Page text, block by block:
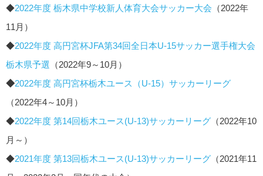
◆2022年度 栃木県中学校新人体育大会サッカー大会 （2022年
11月）
◆2022年度 高円宮杯JFA第34回全日本U-15サッカー選手権大会
栃木県予選 （2022年9～10月）
◆2022年度 高円宮杯栃木ユース（U-15）サッカーリーグ
（2022年4～10月）
◆2022年度 第14回栃木ユース(U-13)サッカーリーグ （2022年10
月～）
◆2021年度 第13回栃木ユース(U-13)サッカーリーグ （2021年11